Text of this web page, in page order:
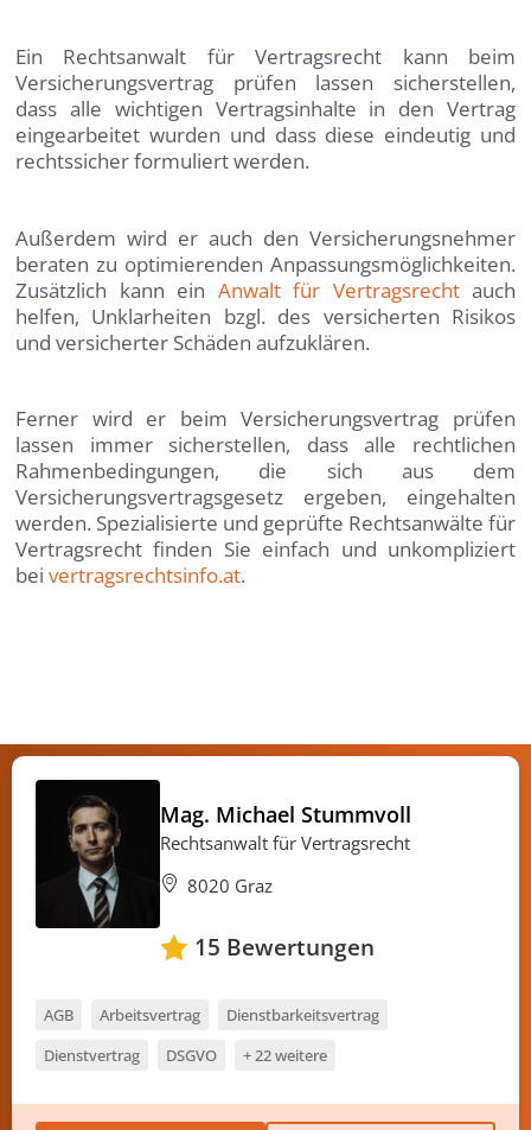
Ein Rechtsanwalt für Vertragsrecht kann beim
Versicherungsvertrag prüfen lassen sicherstellen,
dass alle wichtigen Vertragsinhalte in den Vertrag
eingearbeitet wurden und dass diese eindeutig und
rechtssicher formuliert werden.
Außerdem wird er auch den Versicherungsnehmer
beraten zu optimierenden Anpassungsmöglichkeiten.
Zusätzlich kann ein Anwalt für Vertragsrecht auch
helfen, Unklarheiten bzgl. des versicherten Risikos
und versicherter Schäden aufzuklären.
Ferner wird er beim Versicherungsvertrag prüfen
lassen immer sicherstellen, dass alle rechtlichen
Rahmenbedingungen, die sich aus dem
Versicherungsvertragsgesetz ergeben, eingehalten
werden. Spezialisierte und geprüfte Rechtsanwälte für
Vertragsrecht finden Sie einfach und unkompliziert
bei vertragsrechtsinfo.at.
Mag. Michael Stummvoll
Rechtsanwalt für Vertragsrecht
8020 Graz
15 Bewertungen
AGB Arbeitsvertrag
Dienstbarkeitsvertrag
Dienstvertrag
DSGVO + 22 weitere